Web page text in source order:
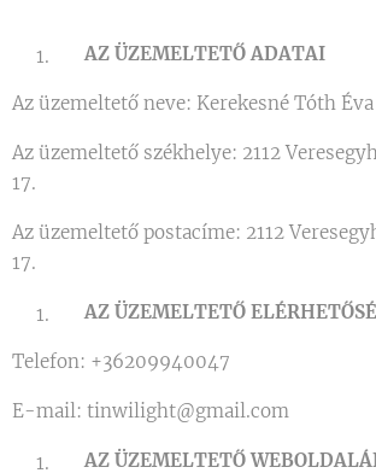
AZ ÜZEMELTETŐ ADATAI
Az üzemeltető neve: Kerekesné Tóth Éva
Az üzemeltető székhelye: 2112
17.
Az üzemeltető postacíme: 2112
17.
AZ ÜZEMELTETŐ
Telefon: +36209940047
E-mail: tinwilight@gmail.com
AZ ÜZEMELTETŐ